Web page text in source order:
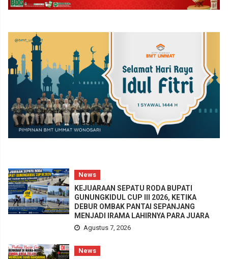
News
KEJUARAAN SEPATU RODA BUPATI
GUNUNGKIDUL CUP III 2026, KETIKA
DEBUR OMBAK PANTAI SEPANJANG
MENJADI IRAMA LAHIRNYA PARA JUARA
Agustus 7, 2026
News